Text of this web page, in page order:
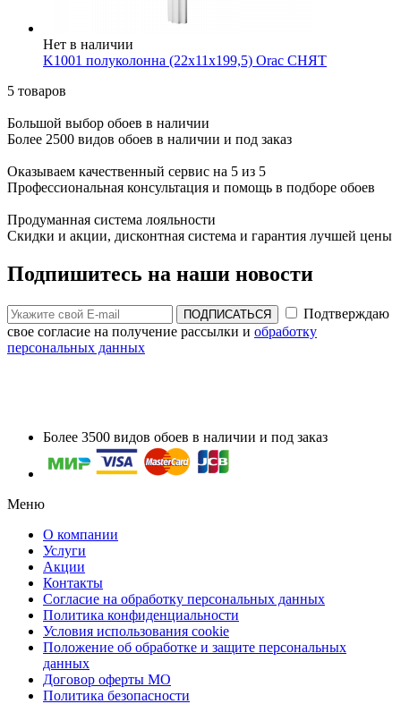
Нет в наличии
K1001 полуколонна (22x11x199,5) Orac СНЯТ
5 товаров
Большой выбор обоев в наличии
Более 2500 видов обоев в наличии и под заказ
Оказываем качественный сервис на 5 из 5
Профессиональная консультация и помощь в подборе обоев
Продуманная система лояльности
Скидки и акции, дисконтная система и гарантия лучшей цены
Подпишитесь на наши новости
ПОДПИСАТЬСЯ
Подтверждаю
свое согласие на получение рассылки и обработку
персональных данных
Более 3500 видов обоев в наличии и под заказ
Меню
О компании
Услуги
Акции
Контакты
Согласие на обработку персональных данных
Политика конфиденциальности
Условия использования cookie
Положение об обработке и защите персональных
данных
Договор оферты МО
Политика безопасности